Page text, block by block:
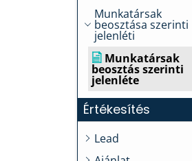
Munkatársak
beosztása szerinti
jelenléti
Munkatársak
beosztás szerinti
jelenléte
Értékesítés
Lead